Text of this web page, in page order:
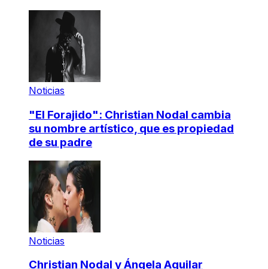
Noticias
"El Forajido": Christian Nodal cambia
su nombre artístico, que es propiedad
de su padre
Noticias
Christian Nodal y Ángela Aguilar